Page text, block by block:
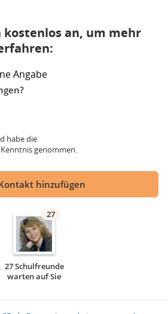
kostenlos an, um mehr
Angabe
habe die
genommen.
hinzufügen
27
27 Schulfreunde
warten auf Sie